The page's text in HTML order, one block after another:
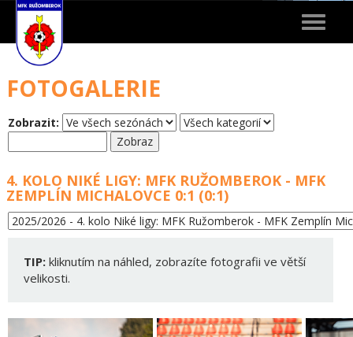
Toggle
FOTOGALERIE
Zobrazit:
4. KOLO NIKÉ LIGY: MFK RUŽOMBEROK - MFK
ZEMPLÍN MICHALOVCE 0:1 (0:1)
TIP: kliknutím na náhled, zobrazíte fotografii ve větší
velikosti.